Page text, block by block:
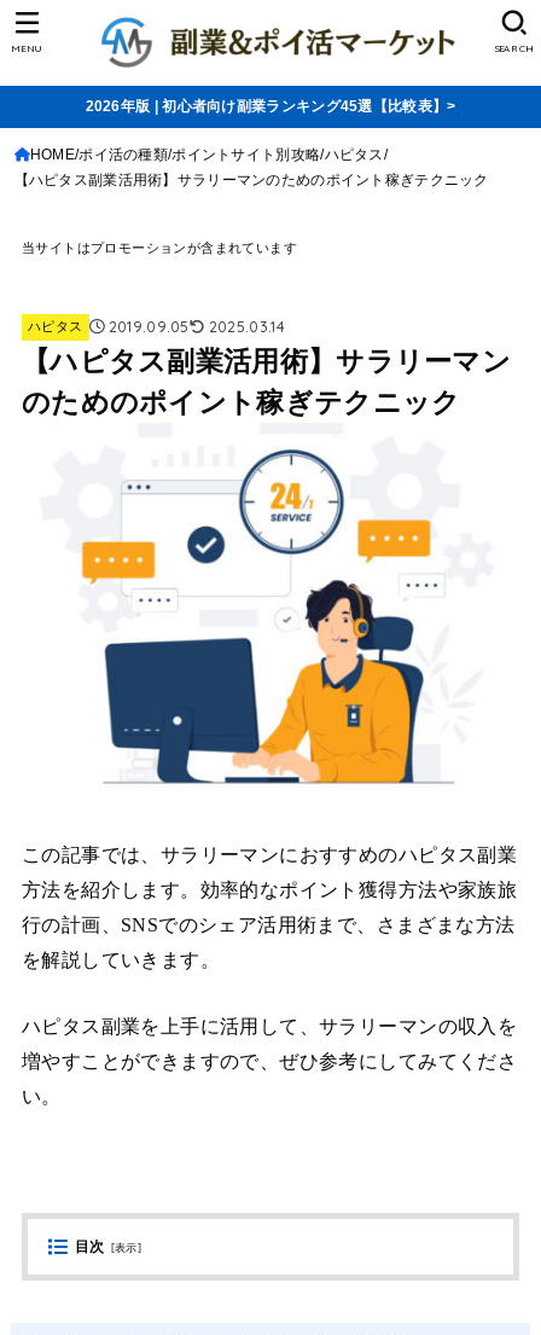
SEARCH
MENU
2026年版 | 初心者向け副業ランキング45選【比較表】>
HOME ポイ活の種類 ポイントサイト別攻略 ハピタス
【ハピタス副業活用術】サラリーマンのためのポイント稼ぎテクニック
当サイトはプロモーションが含まれています
ハピタス 2019.09.05 2025.03.14
【ハピタス副業活用術】サラリーマン
のためのポイント稼ぎテクニック
この記事では、サラリーマンにおすすめのハピタス副業
方法を紹介します。効率的なポイント獲得方法や家族旅
行の計画、SNSでのシェア活用術まで、さまざまな方法
を解説していきます。
ハピタス副業を上手に活用して、サラリーマンの収入を
増やすことができますので、ぜひ参考にしてみてくださ
い。
目次 [表示]